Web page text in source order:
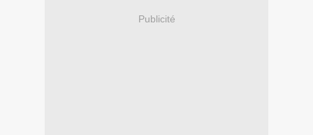
Publicité